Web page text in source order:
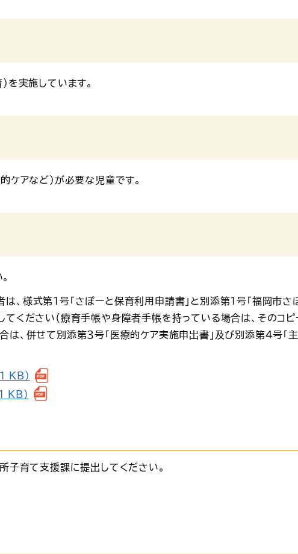
を実施しています。
ケアなど）が必要な児童です。
、様式第１号「さぽーと保育利用申請書」と別添第１号「福岡市さ
てください（療育手帳や身障者手帳を持っている場合は、そのコピ
は、併せて別添第３号「医療的ケア実施申出書」及び別添第４号「
KB）
KB）
子育て支援課に提出してください。